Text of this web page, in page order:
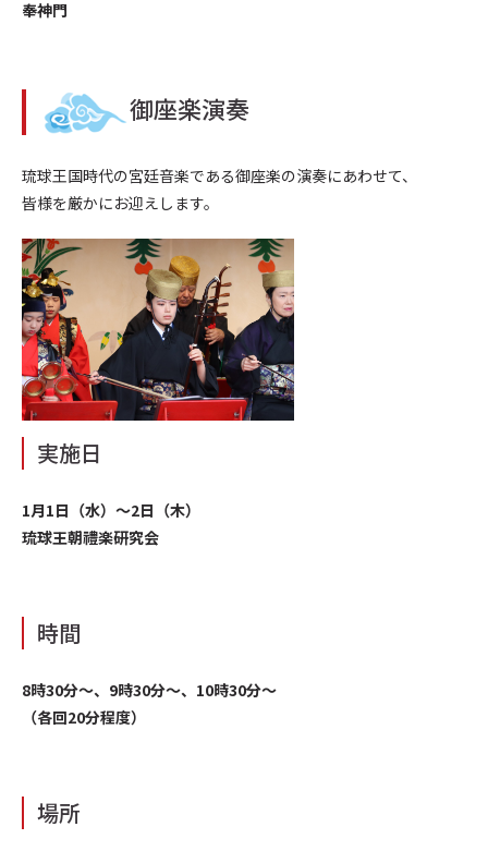
奉神門
御座楽演奏
琉球王国時代の宮廷音楽である御座楽の演奏にあわせて、
皆様を厳かにお迎えします。
実施日
1月1日（水）～2日（木）
琉球王朝禮楽研究会
時間
8時30分〜、9時30分〜、10時30分〜
（各回20分程度）
場所